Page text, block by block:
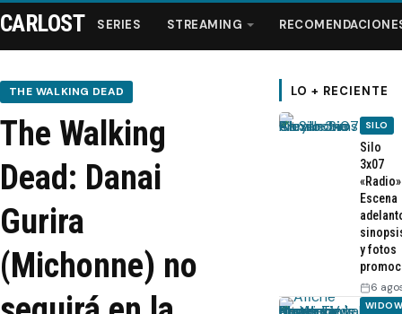
Series
Streaming
Recomendaciones
CARLOST SERIES STREAMING
THE WALKING DEAD
The Walking
Dead: Danai
Gurira
(Michonne) no
LO + RECIENTE
SILO
Silo
3x07
Escena
y fotos
6